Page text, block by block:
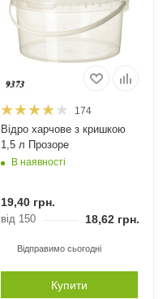
174
Відро харчове з кришкою
1,5 л Прозоре
В наявності
19,40грн.
від 150 18,62грн.
Відправимо сьогодні
Купити